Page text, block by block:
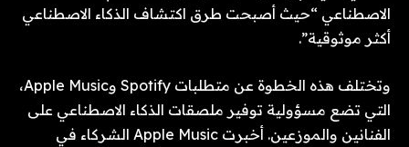
الاصطناعي “حيث أصبحت طرق اكتشاف الذكاء الاصطناعي
أكثر موثوقية”.
وتختلف هذه الخطوة عن متطلبات Spotify وApple Music،
التي تضع مسؤولية توفير ملصقات الذكاء الاصطناعي على
الفنانين والموزعين. أخبرت Apple Music الشركاء في